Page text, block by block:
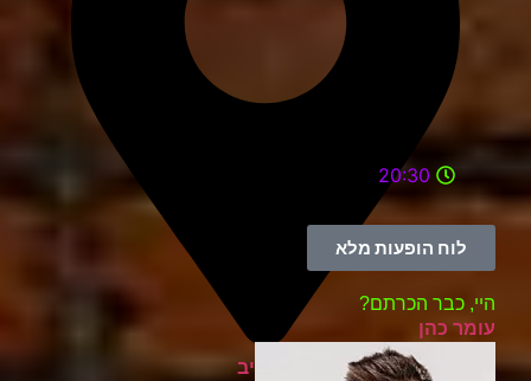
בית ציוני אמריקה תל אביב
20:30
לוח הופעות מלא
היי, כבר הכרתם?
עומר כהן